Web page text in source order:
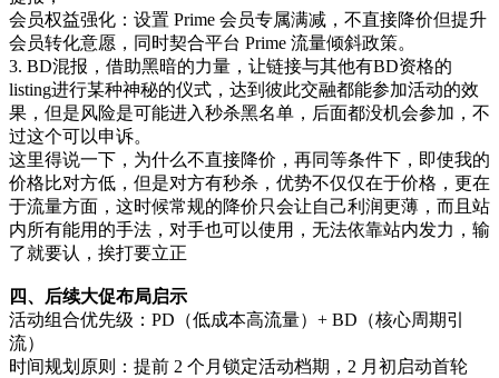
会员权益强化：设置 Prime 会员专属满减，不直接降价但提升
会员转化意愿，同时契合平台 Prime 流量倾斜政策。
3. BD混报，借助黑暗的力量，让链接与其他有BD资格的
listing进行某种神秘的仪式，达到彼此交融都能参加活动的效
果，但是风险是可能进入秒杀黑名单，后面都没机会参加，不
过这个可以申诉。
这里得说一下，为什么不直接降价，再同等条件下，即使我的
价格比对方低，但是对方有秒杀，优势不仅仅在于价格，更在
于流量方面，这时候常规的降价只会让自己利润更薄，而且站
内所有能用的手法，对手也可以使用，无法依靠站内发力，输
了就要认，挨打要立正
四、后续大促布局启示
活动组合优先级：PD（低成本高流量）+ BD（核心周期引
流）
时间规划原则：提前 2 个月锁定活动档期，2 月初启动首轮